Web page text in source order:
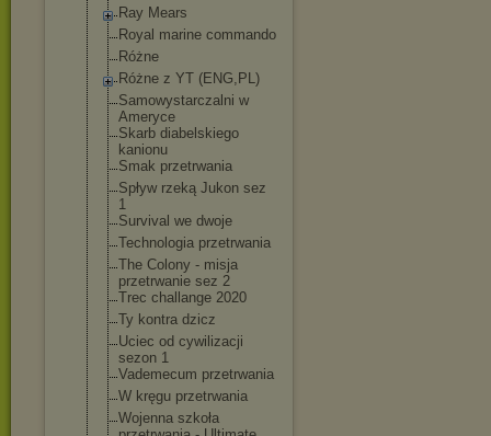
Ray Mears
Royal marine commando
Różne
Różne z YT (ENG,PL)
Samowystarczal ni w
Ameryce
Skarb diabelskiego
kanionu
Smak przetrwania
Spływ rzeką Jukon sez
1
Survival we dwoje
Technologia przetrwania
The Colony - misja
przetrwanie sez 2
Trec challange 2020
Ty kontra dzicz
Uciec od cywilizacji
sezon 1
Vademecum przetrwania
W kręgu przetrwania
Wojenna szkoła